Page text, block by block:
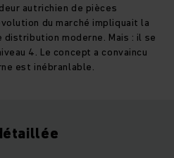
autrichien de pièces
du marché impliquait la
moderne. Mais : il se
4. Le concept a convaincu
est inébranlable.